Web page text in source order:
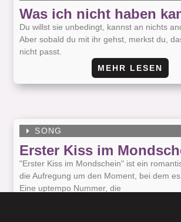
Was ich nicht haben
Du willst sie unbedingt, kannst an nichts
Aber sobald du mit ihr gehst, merkst du,
nicht passt.
MEHR LESEN
SONG
Erster Kiss im
"Erster Kiss im Mondschein" ist ein
die Aufregung um den Moment, bei dem
Eine uptempo Nummer, die